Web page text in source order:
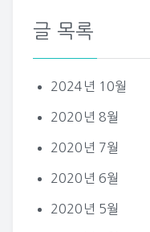
글 목록
2024년 10월
2020년 8월
2020년 7월
2020년 6월
2020년 5월